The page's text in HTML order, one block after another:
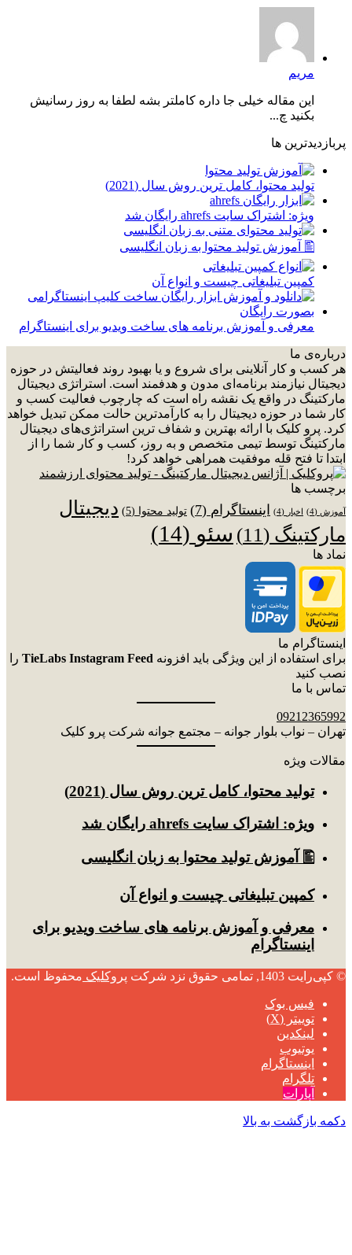
مریم
این مقاله خیلی جا داره کاملتر بشه لطفا به روز رسانیش
بکنید چ...
پربازدیدترین ها
توليد محتوا، کامل ترین روش سال (2021)
ویژه: اشتراک سایت ahrefs رایگان شد
🖺 آموزش تولید محتوا به زبان انگلیسی
کمپین تبلیغاتی چیست و انواع آن
معرفی و آموزش برنامه های ساخت ویدیو برای اینستاگرام
درباره‌ی ما
هر کسب و کار آنلاینی برای شروع و یا بهبود روند فعالیتش در حوزه
دیجیتال نیازمند برنامه‌ای مدون و هدفمند است. استراتژی دیجیتال
مارکتینگ در واقع یک نقشه راه است که چارچوب فعالیت کسب و
کار شما در حوزه دیجیتال را به کارآمدترین حالت ممکن تبدیل خواهد
کرد. پرو کلیک با ارائه بهترین و شفاف ترین استراتژی‌های دیجیتال
مارکتینگ توسط تیمی متخصص و به روز، کسب و کار شما را از
ابتدا تا فتح قله موفقیت همراهی خواهد کرد!
برچسب ها
آموزش (4) اخبار (4) اینستاگرام (7) تولید محتوا (5)
دیجیتال
مارکتینگ (11) سئو (14)
نماد ها
اینستاگرام ما
برای استفاده از این ویژگی باید افزونه TieLabs Instagram Feed را
نصب کنید
تماس با ما
09212365992
تهران – نواب بلوار جوانه – مجتمع جوانه شرکت پرو کلیک
مقالات ویژه
توليد محتوا، کامل ترین روش سال (2021)
ویژه: اشتراک سایت ahrefs رایگان شد
🖺 آموزش تولید محتوا به زبان انگلیسی
کمپین تبلیغاتی چیست و انواع آن
معرفی و آموزش برنامه های ساخت ویدیو برای
اینستاگرام
© کپی‌رایت 1403, تمامی حقوق نزد شرکت پروکلیک محفوظ است.
فیس بوک
توییتر (X)
لینکدین
یوتیوب
اینستاگرام
تلگرام
آپارات
دکمه بازگشت به بالا